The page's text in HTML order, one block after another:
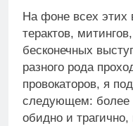
На фоне всех этих
терактов,
бесконечных
разного рода
провокаторов, я
следующем: более
обидно и трагично,